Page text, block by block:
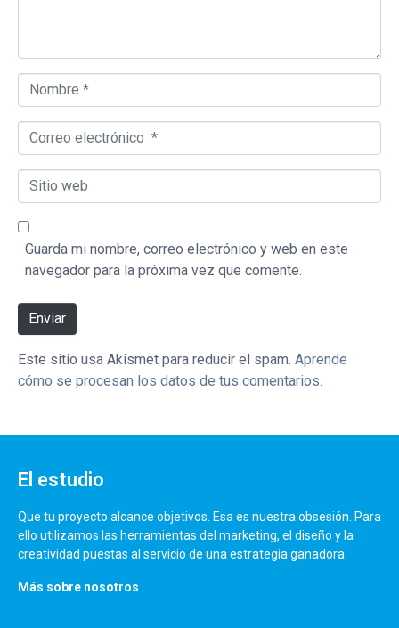
Nombre *
Correo electrónico *
Sitio web
Guarda mi nombre, correo electrónico y web en este
navegador para la próxima vez que comente.
Enviar
Este sitio usa Akismet para reducir el spam. Aprende
cómo se procesan los datos de tus comentarios.
El estudio
Que tu proyecto alcance objetivos. Esa es nuestra obsesión. Para
ello utilizamos las herramientas del marketing, el diseño y la
creatividad puestas al servicio de una estrategia ganadora.
Más sobre nosotros